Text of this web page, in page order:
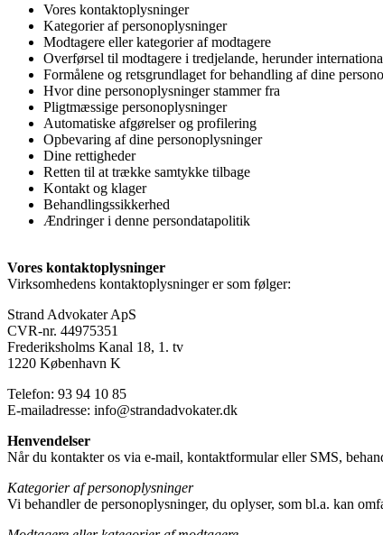
Vores kontaktoplysninger
Kategorier af personoplysninger
Modtagere eller kategorier af modtagere
Overførsel til modtagere i tredjelande, herunder
Formålene og retsgrundlaget for behandling af dine
Hvor dine personoplysninger stammer fra
Pligtmæssige personoplysninger
Automatiske afgørelser og profilering
Opbevaring af dine personoplysninger
Dine rettigheder
Retten til at trække samtykke tilbage
Kontakt og klager
Behandlingssikkerhed
Ændringer i denne persondatapolitik
Vores kontaktoplysninger
Virksomhedens kontaktoplysninger er som følger:
Strand Advokater ApS
CVR-nr. 44975351
Frederiksholms Kanal 18, 1. tv
1220 København K
Telefon: 93 94 10 85
E-mailadresse: info@strandadvokater.dk
Henvendelser
Når du kontakter os via e-mail, kontaktformular eller SMS,
Kategorier af personoplysninger
Vi behandler de personoplysninger, du oplyser, som bl.a. kan